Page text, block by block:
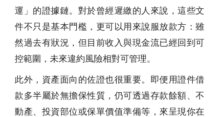
運」的證據鏈。對於曾經遲繳的人來說，這些文
件不只是基本門檻，更可以用來說服放款方：雖
然過去有狀況，但目前收入與現金流已經回到可
控範圍，未來違約風險相對可管理。
此外，資產面向的佐證也很重要。即便用證件借
款多半屬於無擔保性質，仍可透過存款餘額、不
動產、投資部位或保單價值準備等，來呈現你在